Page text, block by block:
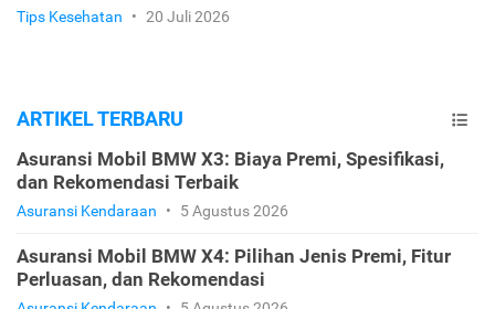
Tips Kesehatan • 20 Juli 2026
ARTIKEL TERBARU
Asuransi Mobil BMW X3: Biaya Premi, Spesifikasi,
dan Rekomendasi Terbaik
Asuransi Kendaraan • 5 Agustus 2026
Asuransi Mobil BMW X4: Pilihan Jenis Premi, Fitur
Perluasan, dan Rekomendasi